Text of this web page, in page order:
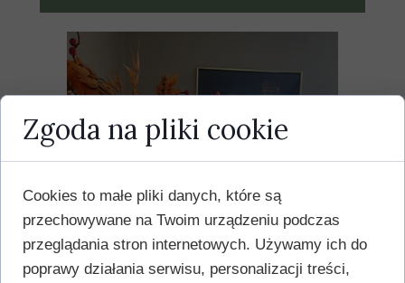
Zgoda na pliki cookie
Cookies to małe pliki danych, które są
przechowywane na Twoim urządzeniu podczas
przeglądania stron internetowych. Używamy ich do
poprawy działania serwisu, personalizacji treści,